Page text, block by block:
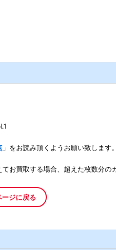
」をお読み頂くようお願い致します。
お買取する場合、超えた枚数分
ジに戻る